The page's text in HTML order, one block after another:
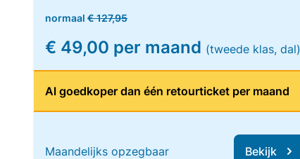
normaal € 127,95
€ 49,00 per maand (tweede klas, dal)
Al goedkoper dan één retourticket per maand
Maandelijks opzegbaar Bekijk